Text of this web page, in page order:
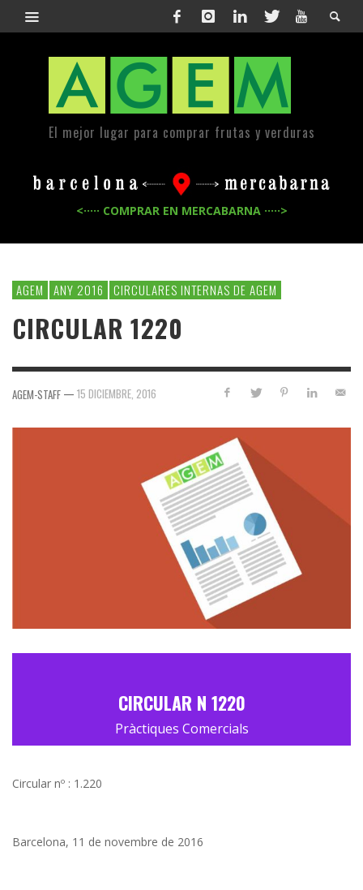
El mejor lugar para comprar frutas y verduras
<····· COMPRAR EN MERCABARNA ·····>
AGEM ANY 2016 CIRCULARES INTERNAS DE AGEM
CIRCULAR 1220
AGEM-STAFF — 15 DICIEMBRE, 2016
CIRCULAR N 1220
Pràctiques Comercials
Circular nº : 1.220
Barcelona, 11 de novembre de 2016